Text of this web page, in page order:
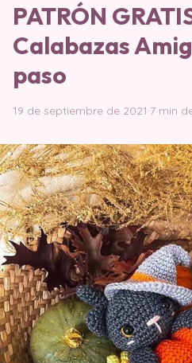
PATRÓN
Calabazas
paso
19 de septiembre de 2021·7 min